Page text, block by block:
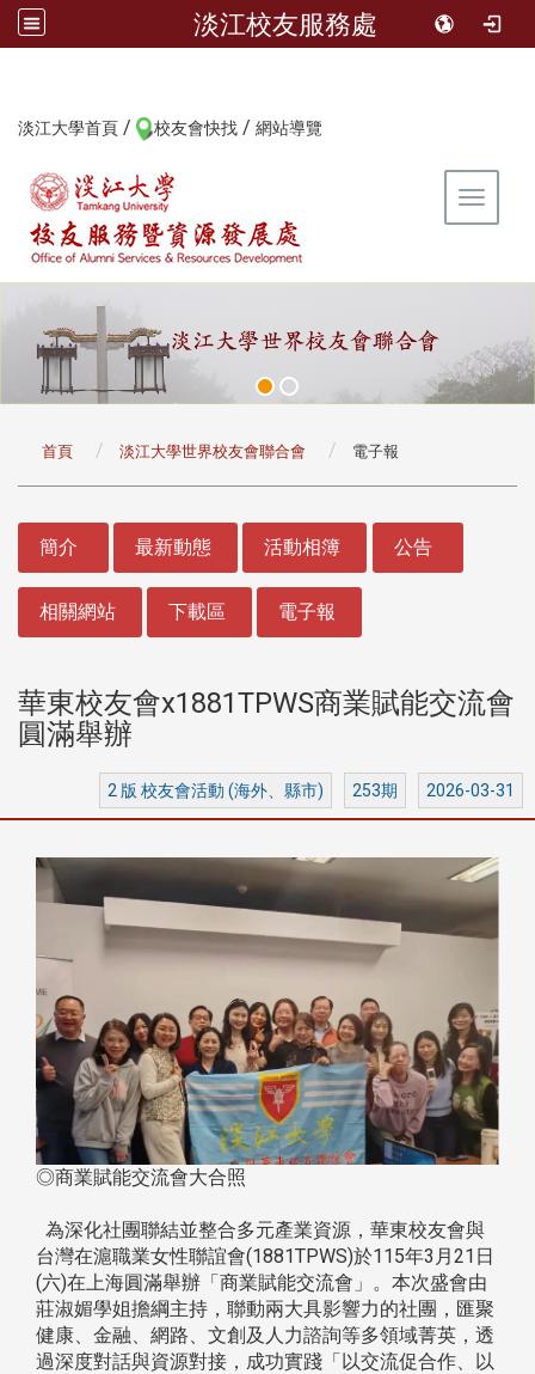
淡江校友服務處
淡江大學首頁 / 校友會快找 / 網站導覽
Toggle
首頁 淡江大學世界校友會聯合會 電子報
簡介 最新動態 活動相簿 公告
相關網站 下載區 電子報
華東校友會x1881TPWS商業賦能交流會
圓滿舉辦
2 版 校友會活動 (海外、縣市) 253期 2026-03-31
◎商業賦能交流會大合照
為深化社團聯結並整合多元產業資源，華東校友會與
台灣在滬職業女性聯誼會(1881TPWS)於115年3月21日
(六)在上海圓滿舉辦「商業賦能交流會」。本次盛會由
莊淑媚學姐擔綱主持，聯動兩大具影響力的社團，匯聚
健康、金融、網路、文創及人力諮詢等多領域菁英，透
過深度對話與資源對接，成功實踐「以交流促合作、以